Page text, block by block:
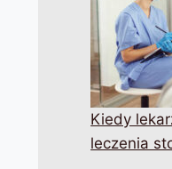
Kiedy
leczenia